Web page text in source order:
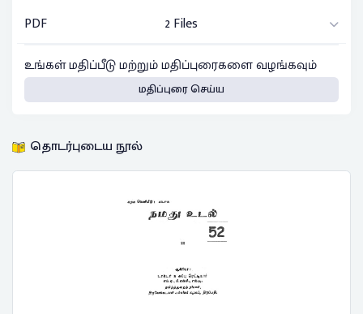
PDF
2 Files
உங்கள் மதிப்பீடு மற்றும் மதிப்புரைகளை வழங்கவும்
மதிப்புரை செய்ய
தொடர்புடைய நூல்